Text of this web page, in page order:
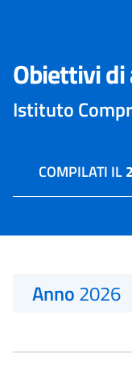
Obiettivi
Istituto
COMPILATI IL
Anno2026